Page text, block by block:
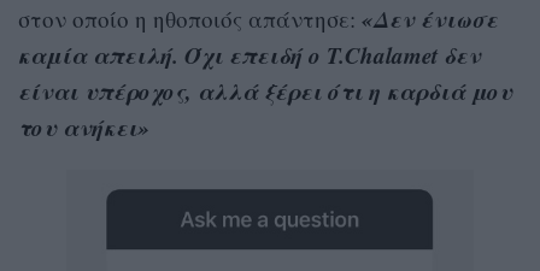
στον οποίο η ηθοποιός απάντησε: «Δεν ένιωσε
καμία απειλή. Όχι επειδή ο T.Chalamet δεν
είναι υπέροχος, αλλά ξέρει ότι η καρδιά μου
του ανήκει»